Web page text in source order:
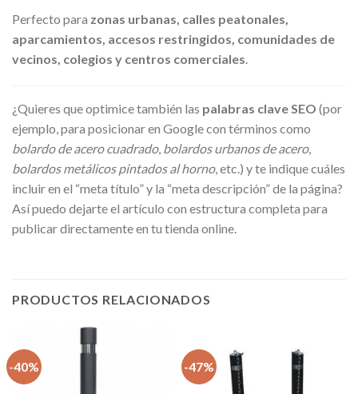
Perfecto para zonas urbanas, calles peatonales,
aparcamientos, accesos restringidos, comunidades de
vecinos, colegios y centros comerciales.
¿Quieres que optimice también las palabras clave SEO (por
ejemplo, para posicionar en Google con términos como
bolardo de acero cuadrado, bolardos urbanos de acero,
bolardos metálicos pintados al horno, etc.) y te indique cuáles
incluir en el “meta título” y la “meta descripción” de la página?
Así puedo dejarte el artículo con estructura completa para
publicar directamente en tu tienda online.
PRODUCTOS RELACIONADOS
-40% -47%